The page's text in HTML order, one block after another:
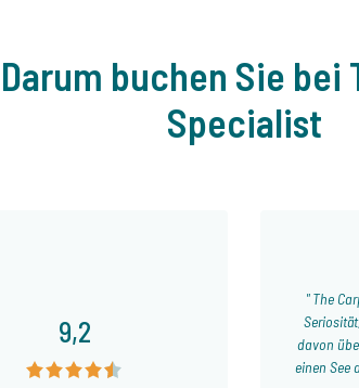
Darum buchen Sie bei
Specialist
9,2
The
davon
einen See